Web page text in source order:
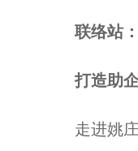
联络站：
打造助
走进姚庄